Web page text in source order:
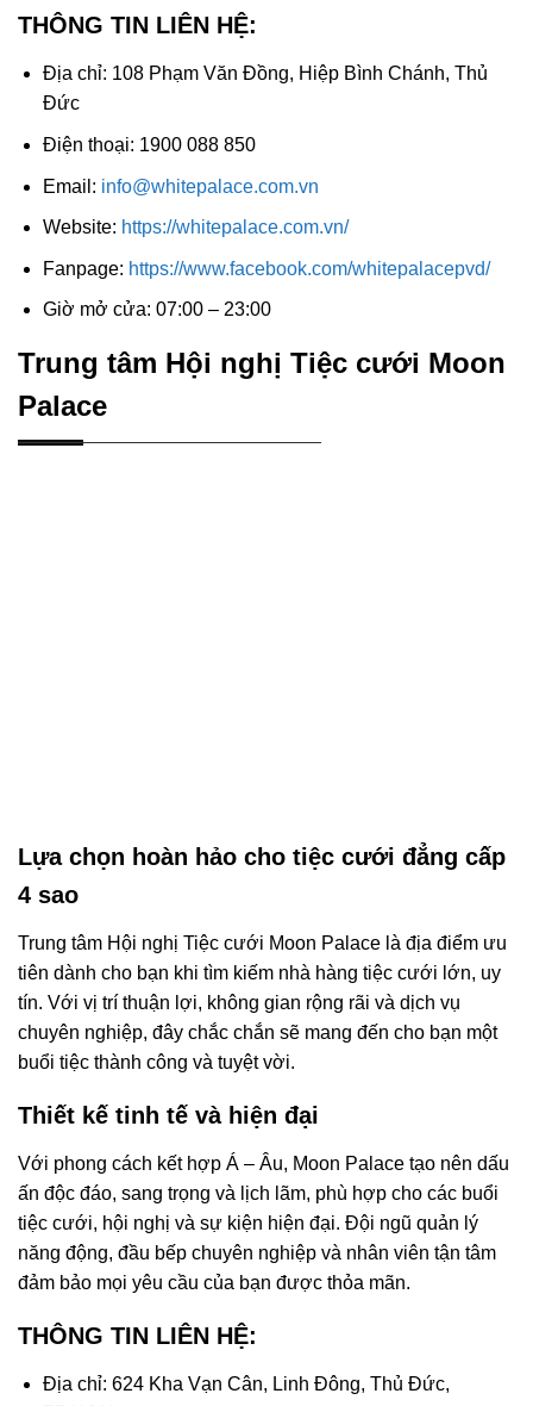
THÔNG TIN LIÊN HỆ:
Địa chỉ: 108 Phạm Văn Đồng, Hiệp Bình Chánh, Thủ
Đức
Điện thoại: 1900 088 850
Email: info@whitepalace.com.vn
Website: https://whitepalace.com.vn/
Fanpage: https://www.facebook.com/whitepalacepvd/
Giờ mở cửa: 07:00 – 23:00
Trung tâm Hội nghị Tiệc cưới Moon
Palace
Lựa chọn hoàn hảo cho tiệc cưới đẳng cấp
4 sao
Trung tâm Hội nghị Tiệc cưới Moon Palace là địa điểm ưu
tiên dành cho bạn khi tìm kiếm nhà hàng tiệc cưới lớn, uy
tín. Với vị trí thuận lợi, không gian rộng rãi và dịch vụ
chuyên nghiệp, đây chắc chắn sẽ mang đến cho bạn một
buổi tiệc thành công và tuyệt vời.
Thiết kế tinh tế và hiện đại
Với phong cách kết hợp Á – Âu, Moon Palace tạo nên dấu
ấn độc đáo, sang trọng và lịch lãm, phù hợp cho các buổi
tiệc cưới, hội nghị và sự kiện hiện đại. Đội ngũ quản lý
năng động, đầu bếp chuyên nghiệp và nhân viên tận tâm
đảm bảo mọi yêu cầu của bạn được thỏa mãn.
THÔNG TIN LIÊN HỆ:
Địa chỉ: 624 Kha Vạn Cân, Linh Đông, Thủ Đức,